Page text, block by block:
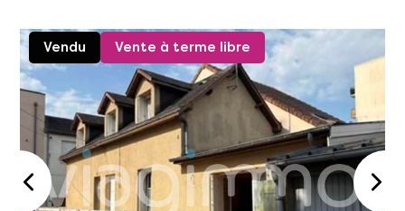
Vendu Vente à terme libre